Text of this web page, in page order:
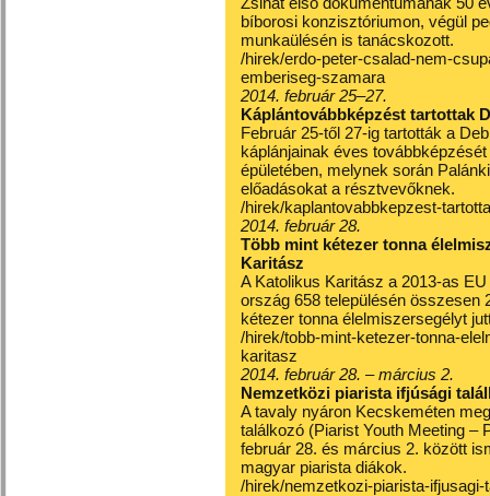
bíborosi konzisztóriumon, végül
munkaülésén is tanácskozott.
/hirek/erdo-peter-csalad-nem-
emberiseg-szamara
2014. február 25–27.
Káplántovábbképzést tartottak
Február 25-től 27-ig tartották a
káplánjainak éves
épületében, melynek során
előadásokat a résztvevőknek.
/hirek/kaplantovabbkepzest-
2014. február 28.
Több mint kétezer tonna
Karitász
A Katolikus Karitász a 2013-as
ország 658 településén összesen
kétezer tonna élelmiszersegélyt
/hirek/tobb-mint-ketezer-tonna-
karitasz
2014. február 28. – március 2.
Nemzetközi piarista ifjúsági
A tavaly nyáron Kecskeméten
találkozó (Piarist Youth Meeting –
február 28. és március 2. között
magyar piarista diákok.
/hirek/nemzetkozi-piarista-